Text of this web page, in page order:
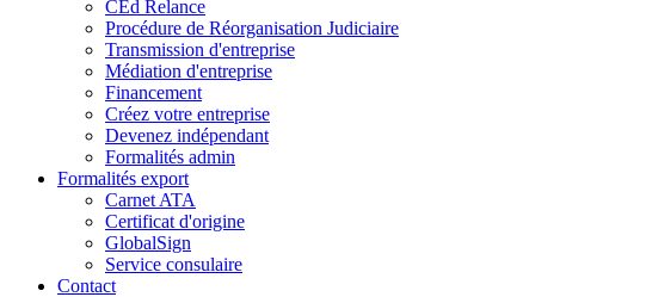
CEd Relance
Procédure de Réorganisation Judiciaire
Transmission d'entreprise
Médiation d'entreprise
Financement
Créez votre entreprise
Devenez indépendant
Formalités admin
Formalités export
Carnet ATA
Certificat d'origine
GlobalSign
Service consulaire
Contact